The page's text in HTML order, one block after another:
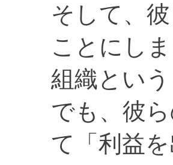
そして、
ことにしま
組織とい
でも、彼
て「利益